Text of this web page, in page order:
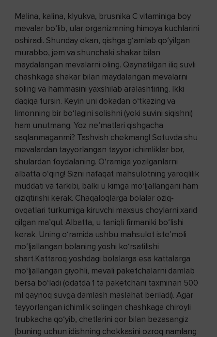
Malina, kalina, klyukva, brusnika C vitaminiga boy
mevalar bo‘lib, ular organizmning himoya kuchlarini
oshiradi. Shunday ekan, qishga g‘amlab qo‘yilgan
murabbo, jem va shunchaki shakar bilan
maydalangan mevalarni oling. Qaynatilgan iliq suvli
chashkaga shakar bilan maydalangan mevalarni
soling va hammasini yaxshilab aralashtiring. Ikki
daqiqa tursin. Keyin uni dokadan o‘tkazing va
limonning bir bo‘lagini solishni (yoki suvini siqishni)
ham unutmang. Yoz ne’matlari qishgacha
saqlanmaganmi? Tashvish chekmang! Sotuvda shu
mevalardan tayyorlangan tayyor ichimliklar bor,
shulardan foydalaning. O‘ramiga yozilganlarni
albatta o‘qing! Sizni nafaqat mahsulotning yaroqlilik
muddati va tarkibi, balki u kimga mo‘ljallangani ham
qiziqtirishi kerak. Chaqaloqlarga bolalar oziq-
ovqatlari turkumiga kiruvchi maxsus choylarni xarid
qilgan ma’qul. Albatta, u taniqli firmaniki bo‘lishi
kerak. Uning o‘ramida ushbu mahsulot iste’moli
mo‘ljallangan bolaning yoshi ko‘rsatilishi
shart.Kattaroq yoshdagi bolalarga esa kattalarga
mo‘ljallangan giyohli, mevali paketchalarni damlab
bersa bo‘ladi (odatda 1 ta paketchani taxminan 500
ml qaynoq suvga damlash maslahat beriladi). Agar
tayyorlangan ichimlik solingan chashkaga chiroyli
trubkacha qo‘yib, chetlarini qor bilan bezasangiz
(buning uchun idishning chekkasini ozroq namlang